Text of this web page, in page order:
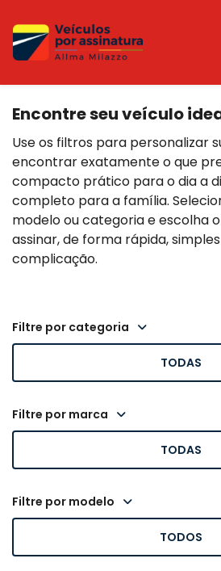
Encontre seu veículo
Use os filtros para personalizar
encontrar exatamente o que
compacto prático para o dia a
completo para a família.
modelo ou categoria e escolha
assinar, de forma rápida,
complicação.
filtre por categoria
TODAS
filtre por marca
TODAS
filtre por modelo
TODOS